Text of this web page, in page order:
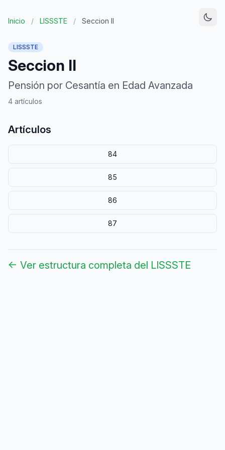
Inicio / LISSSTE / Seccion II
LISSSTE
Seccion II
Pensión por Cesantía en Edad Avanzada
4 artículos
Artículos
84
85
86
87
← Ver estructura completa del LISSSTE